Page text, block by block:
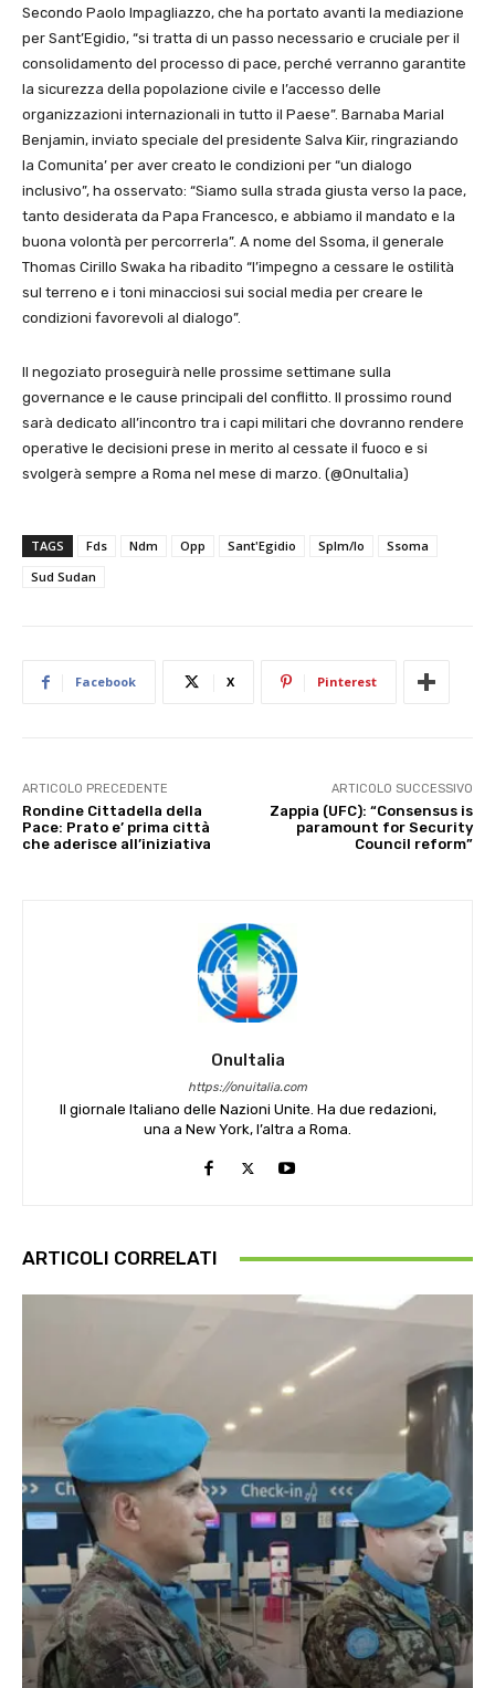
Secondo Paolo Impagliazzo, che ha portato avanti la mediazione
per Sant’Egidio, “si tratta di un passo necessario e cruciale per il
consolidamento del processo di pace, perché verranno garantite
la sicurezza della popolazione civile e l’accesso delle
organizzazioni internazionali in tutto il Paese”. Barnaba Marial
Benjamin, inviato speciale del presidente Salva Kiir, ringraziando
la Comunita’ per aver creato le condizioni per “un dialogo
inclusivo”, ha osservato: “Siamo sulla strada giusta verso la pace,
tanto desiderata da Papa Francesco, e abbiamo il mandato e la
buona volontà per percorrerla”. A nome del Ssoma, il generale
Thomas Cirillo Swaka ha ribadito “l’impegno a cessare le ostilità
sul terreno e i toni minacciosi sui social media per creare le
condizioni favorevoli al dialogo”.
Il negoziato proseguirà nelle prossime settimane sulla
governance e le cause principali del conflitto. Il prossimo round
sarà dedicato all’incontro tra i capi militari che dovranno rendere
operative le decisioni prese in merito al cessate il fuoco e si
svolgerà sempre a Roma nel mese di marzo. (@OnuItalia)
TAGS Fds Ndm Opp Sant'Egidio Splm/Io
Ssoma
Sud Sudan
Facebook X Pinterest
ARTICOLO PRECEDENTE
Rondine Cittadella della
Pace: Prato e’ prima città
che aderisce all’iniziativa
ARTICOLO SUCCESSIVO
Zappia (UFC): “Consensus is
paramount for Security
Council reform”
OnuItalia
https://onuitalia.com
Il giornale Italiano delle Nazioni Unite. Ha due redazioni,
una a New York, l’altra a Roma.
ARTICOLI CORRELATI